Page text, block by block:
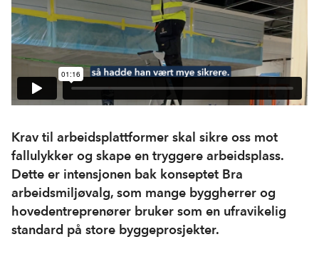
Krav til arbeidsplattformer skal sikre oss mot
fallulykker og skape en tryggere arbeidsplass.
Dette er intensjonen bak konseptet Bra
arbeidsmiljøvalg, som mange byggherrer og
hovedentreprenører bruker som en ufravikelig
standard på store byggeprosjekter.